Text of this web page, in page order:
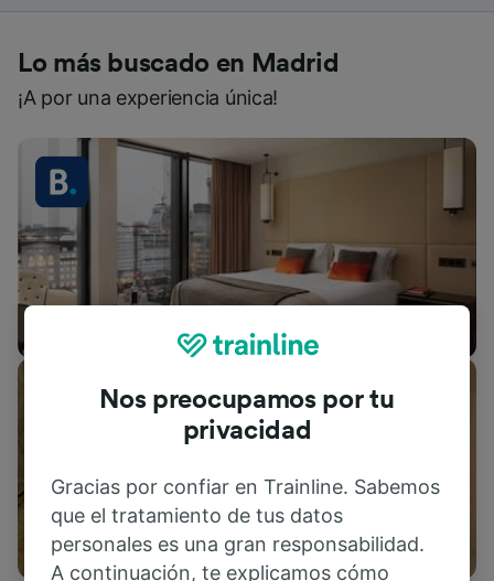
Lo más buscado en Madrid
¡A por una experiencia única!
Actividades
Nos preocupamos por tu
privacidad
Gracias por confiar en Trainline. Sabemos
que el tratamiento de tus datos
personales es una gran responsabilidad.
A continuación, te explicamos cómo